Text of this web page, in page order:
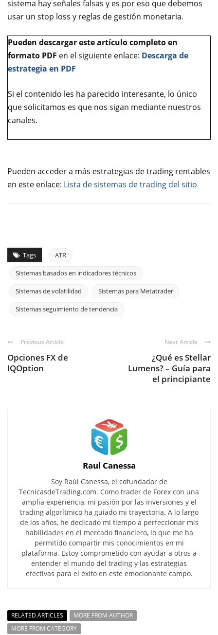
sistema hay señales falsas y es por eso que debemos
usar un stop loss y reglas de gestión monetaria.
Pueden descargar este artículo completo en
formato PDF en el siguiente enlace: Descarga de
estrategia en PDF
Si el contenido les ha parecido interesante, lo único
que solicitamos es que nos sigan mediante nuestros
canales.
Pueden acceder a más estrategias de trading rentables
en este enlace: Lista de sistemas de trading del sitio
Tags ATR
Sistemas basados en indicadores técnicos
Sistemas de volatilidad Sistemas para Metatrader
Sistemas seguimiento de tendencia
Previous Article
Opciones FX de
IQOption
Next Article
¿Qué es Stellar
Lumens? – Guía para
el principiante
Raul Canessa
Soy Raúl Canessa, el cofundador de
TecnicasdeTrading.com. Como trader de Forex con una
amplia experiencia, mi pasión por las inversiones y el
trading algorítmico ha guiado mi trayectoria. A lo largo
de los años, he dedicado mi tiempo a perfeccionar mis
habilidades en el mercado financiero, lo que me ha
permitido compartir mis conocimientos en mi
plataforma. Estoy comprometido con ayudar a otros a
entender el mundo del trading y las estrategias
efectivas para el éxito en este emocionante campo.
RELATED ARTICLES
MORE FROM AUTHOR
MORE FROM CATEGORY